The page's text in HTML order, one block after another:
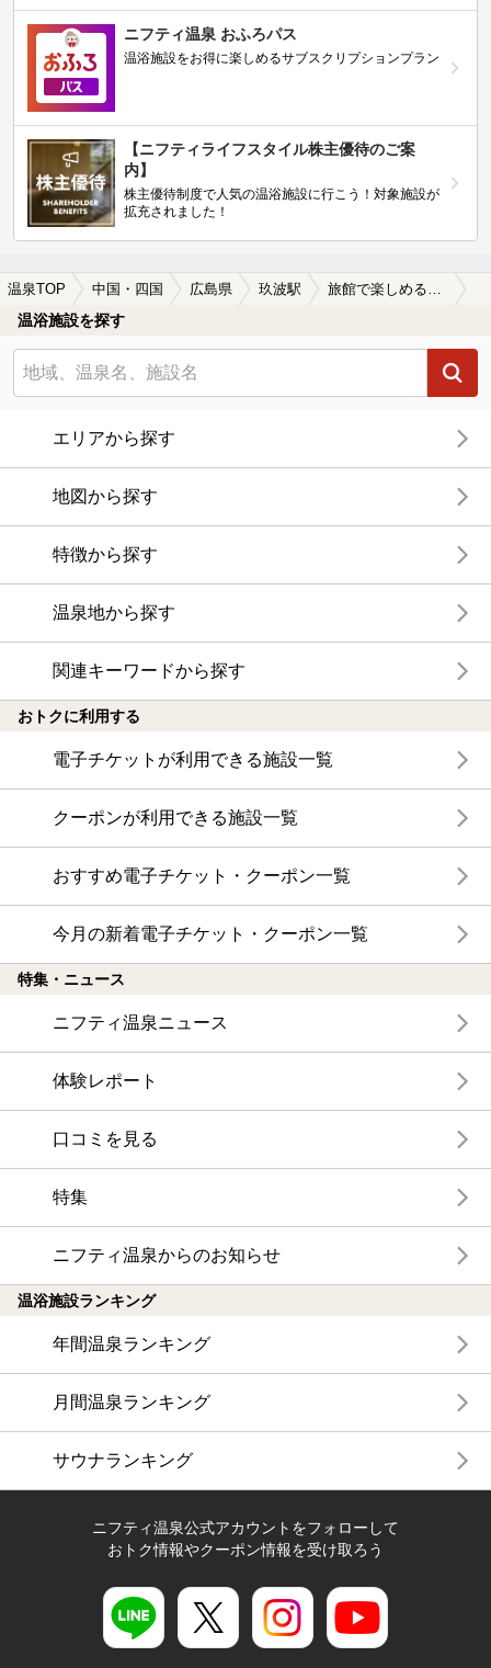
ニフティ温泉 おふろパス
温浴施設をお得に楽しめるサブスクリプションプラン
【ニフティライフスタイル株主優待のご案
内】
株主優待制度で人気の温浴施設に行こう！対象施設が
拡充されました！
温泉TOP 中国・四国 広島県 玖波駅 旅館で楽しめる玖波駅近くの温泉、日帰り温泉、スーパー銭湯おすすめ
温浴施設を探す
エリアから探す
地図から探す
特徴から探す
温泉地から探す
関連キーワードから探す
おトクに利用する
電子チケットが利用できる施設一覧
クーポンが利用できる施設一覧
おすすめ電子チケット・クーポン一覧
今月の新着電子チケット・クーポン一覧
特集・ニュース
ニフティ温泉ニュース
体験レポート
口コミを見る
特集
ニフティ温泉からのお知らせ
温浴施設ランキング
年間温泉ランキング
月間温泉ランキング
サウナランキング
ニフティ温泉公式アカウントをフォローして
おトク情報やクーポン情報を受け取ろう